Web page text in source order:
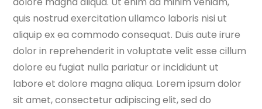
quis nostrud exercitation ullamco laboris nisi ut
aliquip ex ea commodo consequat. Duis aute irure
dolor in reprehenderit in voluptate velit esse cillum
dolore eu fugiat nulla pariatur or incididunt ut
labore et dolore magna aliqua. Lorem ipsum dolor
sit amet, consectetur adipiscing elit, sed do